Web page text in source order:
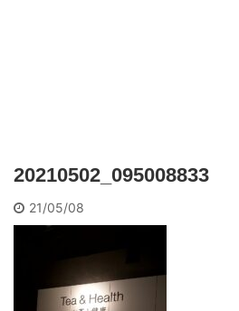
20210502_095008833
21/05/08